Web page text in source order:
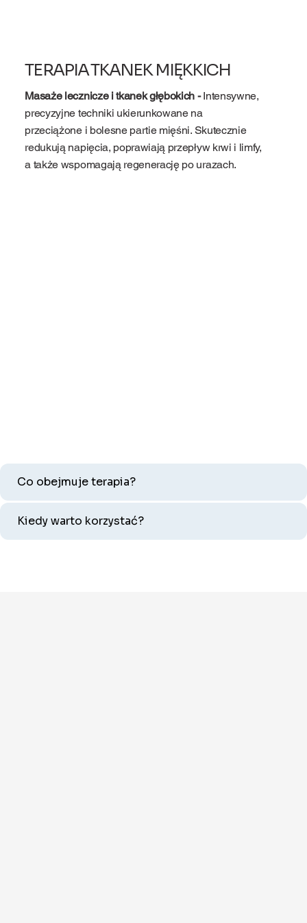
TERAPIA TKANEK MIĘKKICH
Masaże lecznicze i tkanek głębokich -Intensywne,
precyzyjne techniki ukierunkowane na
przeciążone i bolesne partie mięśni. Skutecznie
redukują napięcia, poprawiają przepływ krwi i limfy,
a także wspomagają regenerację po urazach.
Co obejmuje terapia?
Kiedy warto korzystać?